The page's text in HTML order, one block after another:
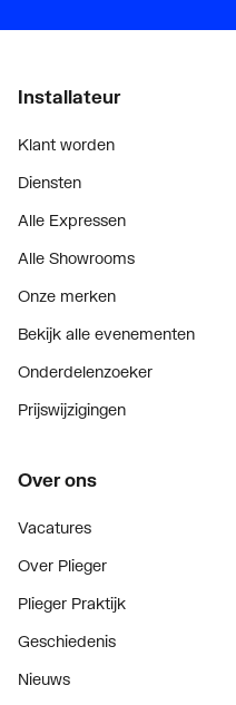
Installateur
Klant worden
Diensten
Alle Expressen
Alle Showrooms
Onze merken
Bekijk alle evenementen
Onderdelenzoeker
Prijswijzigingen
Over ons
Vacatures
Over Plieger
Plieger Praktijk
Geschiedenis
Nieuws